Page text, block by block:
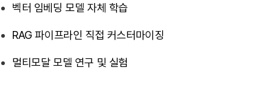
벡터 임베딩 모델 자체 학습
RAG 파이프라인 직접 커스터마이징
멀티모달 모델 연구 및 실험